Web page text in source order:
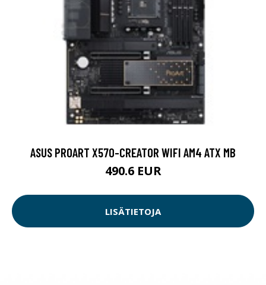
ASUS PROART X570-CREATOR WIFI AM4 ATX MB
490.6 EUR
LISÄTIETOJA